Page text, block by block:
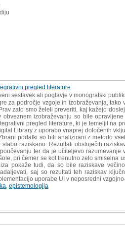
pregled literature
sestavek ali poglavje v monografski
za področje vzgoje in izobraževanja, tako
zato smo želeli preveriti, kaj kažejo
izobraževanju so bile
pregled literature, ki je temeljil na
Library z uporabo vnaprej določenih
podatki so bili analizirani z metodo
raziskano. Rezultati obstoječih
ter da je učiteljevo razumevanje
pri čemer se kot trenutno zelo smiselna
pokaže tudi, da so bile raziskave
saj so rezultati teh raziskav
uporabe UI v neposredni
epistemologija